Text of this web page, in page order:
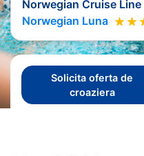
Norwegian Cruise Line
Norwegian Luna
Solicita oferta de
croaziera